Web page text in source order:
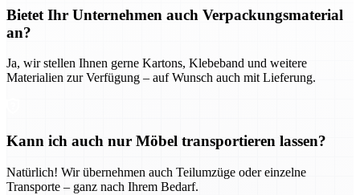
Bietet Ihr Unternehmen auch Verpackungsmaterial
an?
Ja, wir stellen Ihnen gerne Kartons, Klebeband und weitere
Materialien zur Verfügung – auf Wunsch auch mit Lieferung.
Kann ich auch nur Möbel transportieren lassen?
Natürlich! Wir übernehmen auch Teilumzüge oder einzelne
Transporte – ganz nach Ihrem Bedarf.